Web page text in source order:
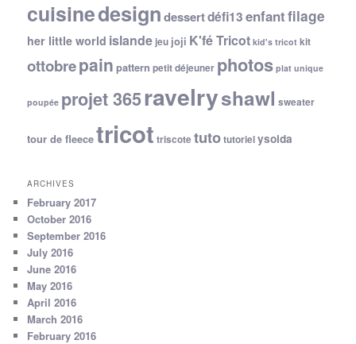
cuisinedesigndessertdéfi13enfantfilage
her little world islande jeu joji K'fé Tricot kid's tricot kit
ottobrepain pattern petit déjeuner photos plat unique
poupée projet 365ravelryshawl sweater
tour de fleecetricot triscote tutotutorielysolda
ARCHIVES
February 2017
October 2016
September 2016
July 2016
June 2016
May 2016
April 2016
March 2016
February 2016